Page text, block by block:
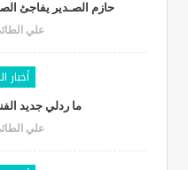
حازم الصـدير يفاجئ
علي
أخبار
ما ردلي جديد
علي